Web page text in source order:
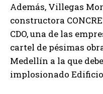
Además, Villegas
constructora
CDO, una de las
cartel de pésimas
Medellín a la que
implosionado Edificio